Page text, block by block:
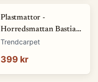
Plastmattor -
Horredsmattan Bastian
(brun) (Storlek: 70 x 50
Trendcarpet
399 kr